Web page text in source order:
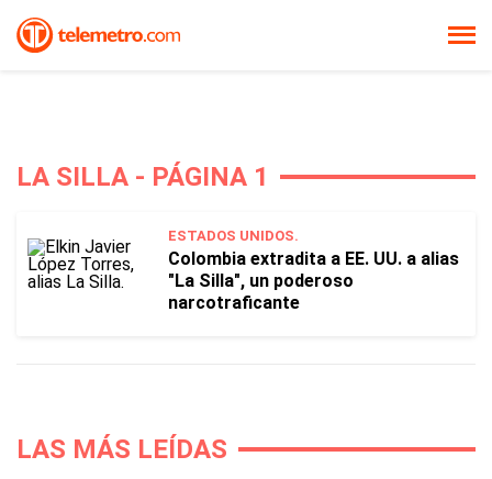
LA SILLA - PÁGINA 1
ESTADOS UNIDOS.
Colombia extradita a EE. UU. a alias
"La Silla", un poderoso
narcotraficante
LAS MÁS LEÍDAS